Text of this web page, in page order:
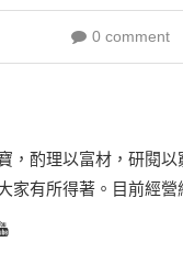
0 comment
寶，酌理以富材，研閱
家有所得著。目前經營